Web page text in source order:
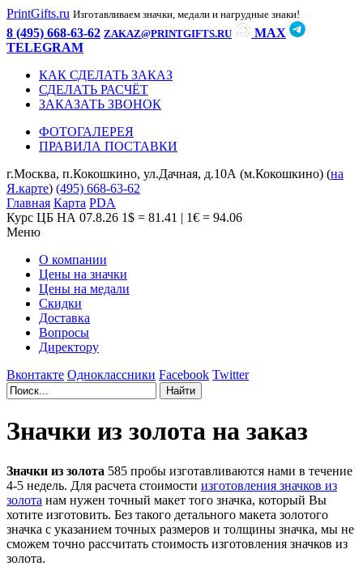
PrintGifts.ru Изготавливаем значки, медали и нагрудные знаки!
8 (495) 668-63-62 ZAKAZ@PRINTGIFTS.RU
MAX
TELEGRAM
КАК СДЕЛАТЬ ЗАКАЗ
СДЕЛАТЬ РАСЧЁТ
ЗАКАЗАТЬ ЗВОНОК
ФОТОГАЛЕРЕЯ
ПРАВИЛА ПОСТАВКИ
г.Москва, п.Кокошкино, ул.Дачная, д.10А (м.Кокошкино) (на
Я.карте) (495) 668-63-62
Главная Карта PDA
Курс ЦБ НА 07.8.26 1$ = 81.41 | 1€ = 94.06
Меню
О компании
Цены на значки
Цены на медали
Скидки
Доставка
Вопросы
Директору
Вконтакте Одноклассники Facebook Twitter
Значки из золота на заказ
Значки из золота 585 пробы изготавливаются нами в течение
4-5 недель. Для расчета стоимости изготовления значков из
золота нам нужен точный макет того значка, который Вы
хотите изготовить. Без такого детального макета золотого
значка с указанием точных размеров и толщины значка, мы не
сможем точно рассчитать стоимость изготовления значков из
золота.